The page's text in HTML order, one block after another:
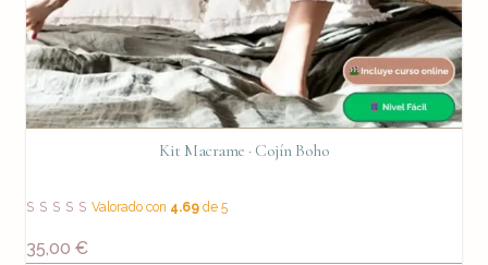
Kit Macrame · Cojín Boho
Valorado con 4.69 de 5
35,00€